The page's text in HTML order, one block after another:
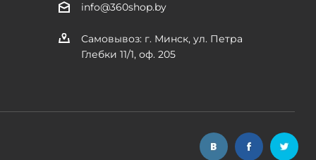
info@360shop.by
Самовывоз: г. Минск, ул. Петра
Глебки 11/1, оф. 205